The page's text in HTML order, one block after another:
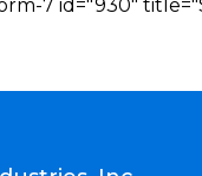
7 id="930"